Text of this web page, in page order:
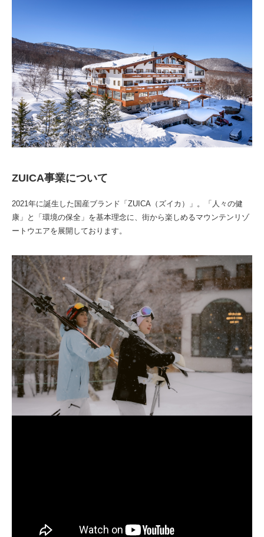
ZUICA事業について
2021年に誕生した国産ブランド「ZUICA（ズイカ）」。「人々の健
康」と「環境の保全」を基本理念に、街から楽しめるマウンテンリゾ
ートウエアを展開しております。